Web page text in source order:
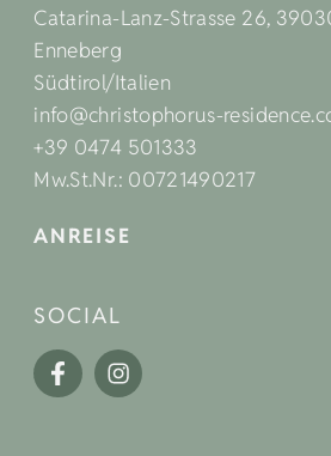
Catarina-Lanz-Strasse 26,
Enneberg
Südtirol/Italien
info@christophorus-
+39 0474 501333
Mw.St.Nr.: 00721490217
ANREISE
SOCIAL